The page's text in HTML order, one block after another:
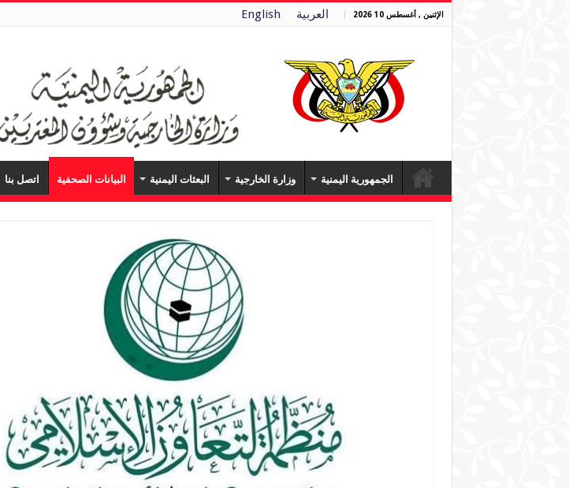
الإثنين , أغسطس 10 2026 العربية English
الجمهورية اليمنية وزارة الخارجية البعثات اليمنية البيانات الصحفية اتصل بنا